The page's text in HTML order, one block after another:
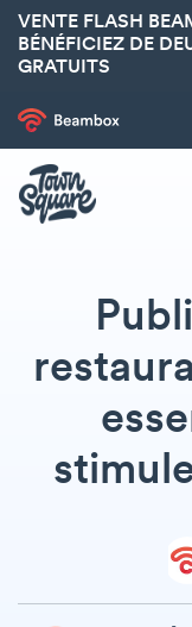
VENTE FLASH
BÉNÉFICIEZ DE
GRATUITS